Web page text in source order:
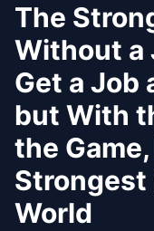
The
Without a
Get a Job
but With
the
Strongest
World